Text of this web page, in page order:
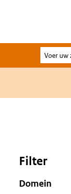
Voer
uw
Filter
Domein